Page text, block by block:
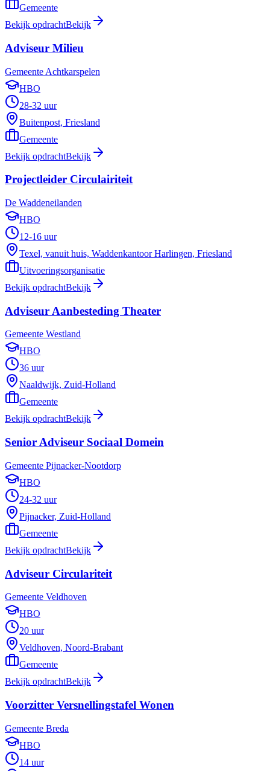
Gemeente
Bekijk opdrachtBekijk
Adviseur Milieu
Gemeente Achtkarspelen
HBO
28-32 uur
Buitenpost, Friesland
Gemeente
Bekijk opdrachtBekijk
Projectleider Circulairiteit
De Waddeneilanden
HBO
12-16 uur
Texel, vanuit huis, Waddenkantoor Harlingen, Friesland
Uitvoeringsorganisatie
Bekijk opdrachtBekijk
Adviseur Aanbesteding Theater
Gemeente Westland
HBO
36 uur
Naaldwijk, Zuid-Holland
Gemeente
Bekijk opdrachtBekijk
Senior Adviseur Sociaal Domein
Gemeente Pijnacker-Nootdorp
HBO
24-32 uur
Pijnacker, Zuid-Holland
Gemeente
Bekijk opdrachtBekijk
Adviseur Circulariteit
Gemeente Veldhoven
HBO
20 uur
Veldhoven, Noord-Brabant
Gemeente
Bekijk opdrachtBekijk
Voorzitter Versnellingstafel Wonen
Gemeente Breda
HBO
14 uur